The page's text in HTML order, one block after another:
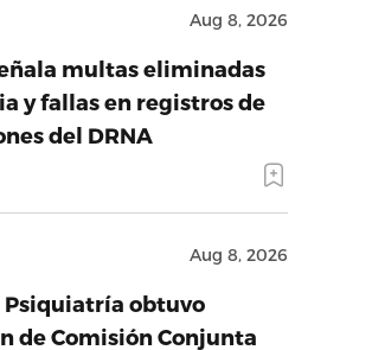
Aug 8, 2026
multas eliminadas
y fallas en registros de
del DRNA
Aug 8, 2026
Psiquiatría obtuvo
de Comisión Conjunta